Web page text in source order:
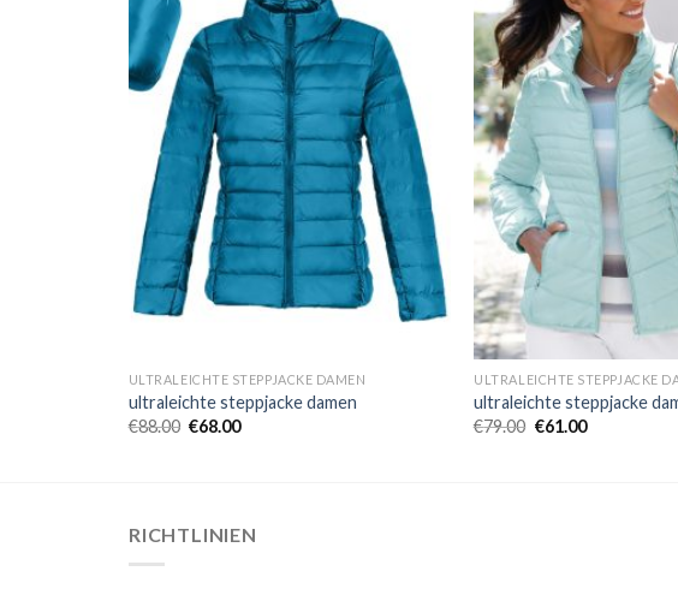
ULTRALEICHTE STEPPJACKE DAMEN
ultraleichte steppjacke damen
€88.00 €68.00
ULTRALEICHTE STEPPJACKE
ultraleichte steppjacke
€79.00 €61.00
RICHTLINIEN